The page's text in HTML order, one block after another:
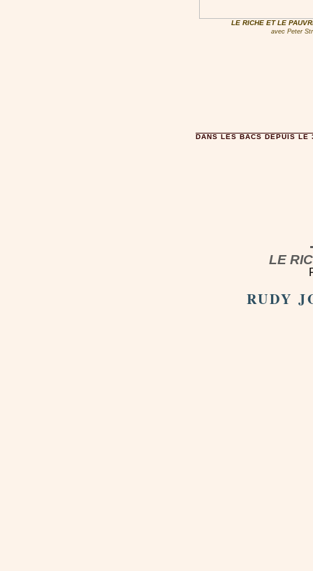
LE RICHE ET LE
avec Peter
DANS LES BACS DEPUIS LE
LE
RUDY